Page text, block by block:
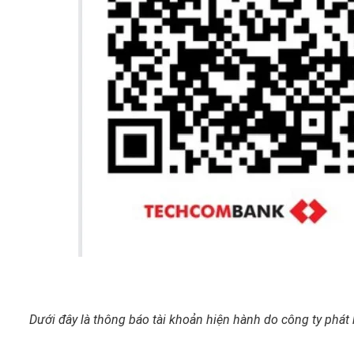
Dưới đây là thông báo tài khoản hiện hành do công ty phát